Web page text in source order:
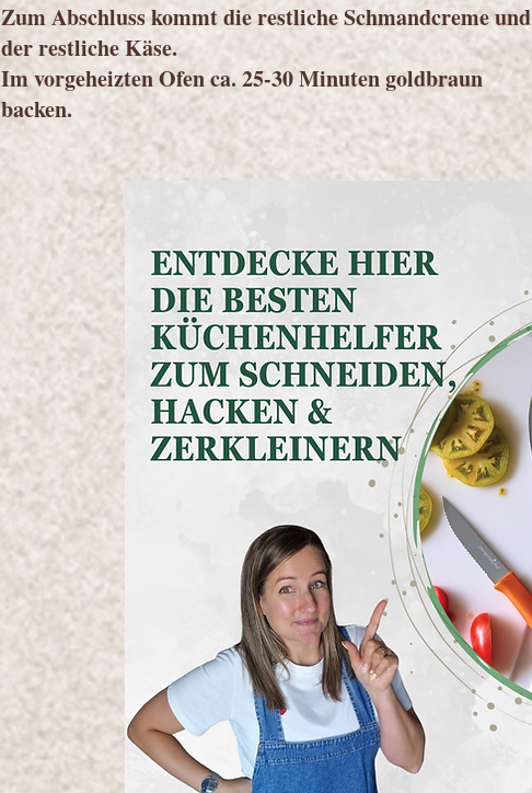
Zum Abschluss kommt die restliche Schmandcreme und
der restliche Käse.
Im vorgeheizten Ofen ca. 25-30 Minuten goldbraun
backen.